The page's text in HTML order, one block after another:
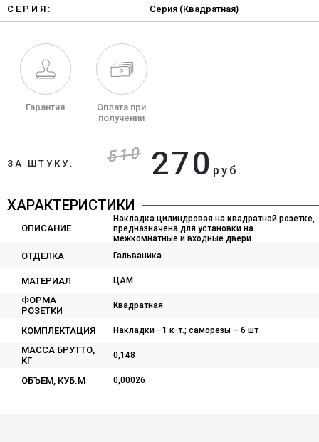
СЕРИЯ: Серия (Квадратная)
Гарантия
Оплата при
получении
ЗА ШТУКУ: 510 270 руб.
ХАРАКТЕРИСТИКИ
ОПИСАНИЕ
Накладка цилиндровая на квадратной розетке,
предназначена для установки на
межкомнатные и входные двери
ОТДЕЛКА Гальваника
МАТЕРИАЛ ЦАМ
ФОРМА
РОЗЕТКИ
Квадратная
КОМПЛЕКТАЦИЯ Накладки - 1 к-т.; саморезы – 6 шт
МАССА БРУТТО,
КГ
0,148
ОБЪЕМ, КУБ.М 0,00026